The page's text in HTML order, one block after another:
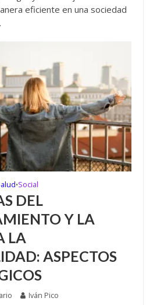
eficiente en una sociedad
•Social
DEL
Y LA
LA
ASPECTOS
Iván Pico